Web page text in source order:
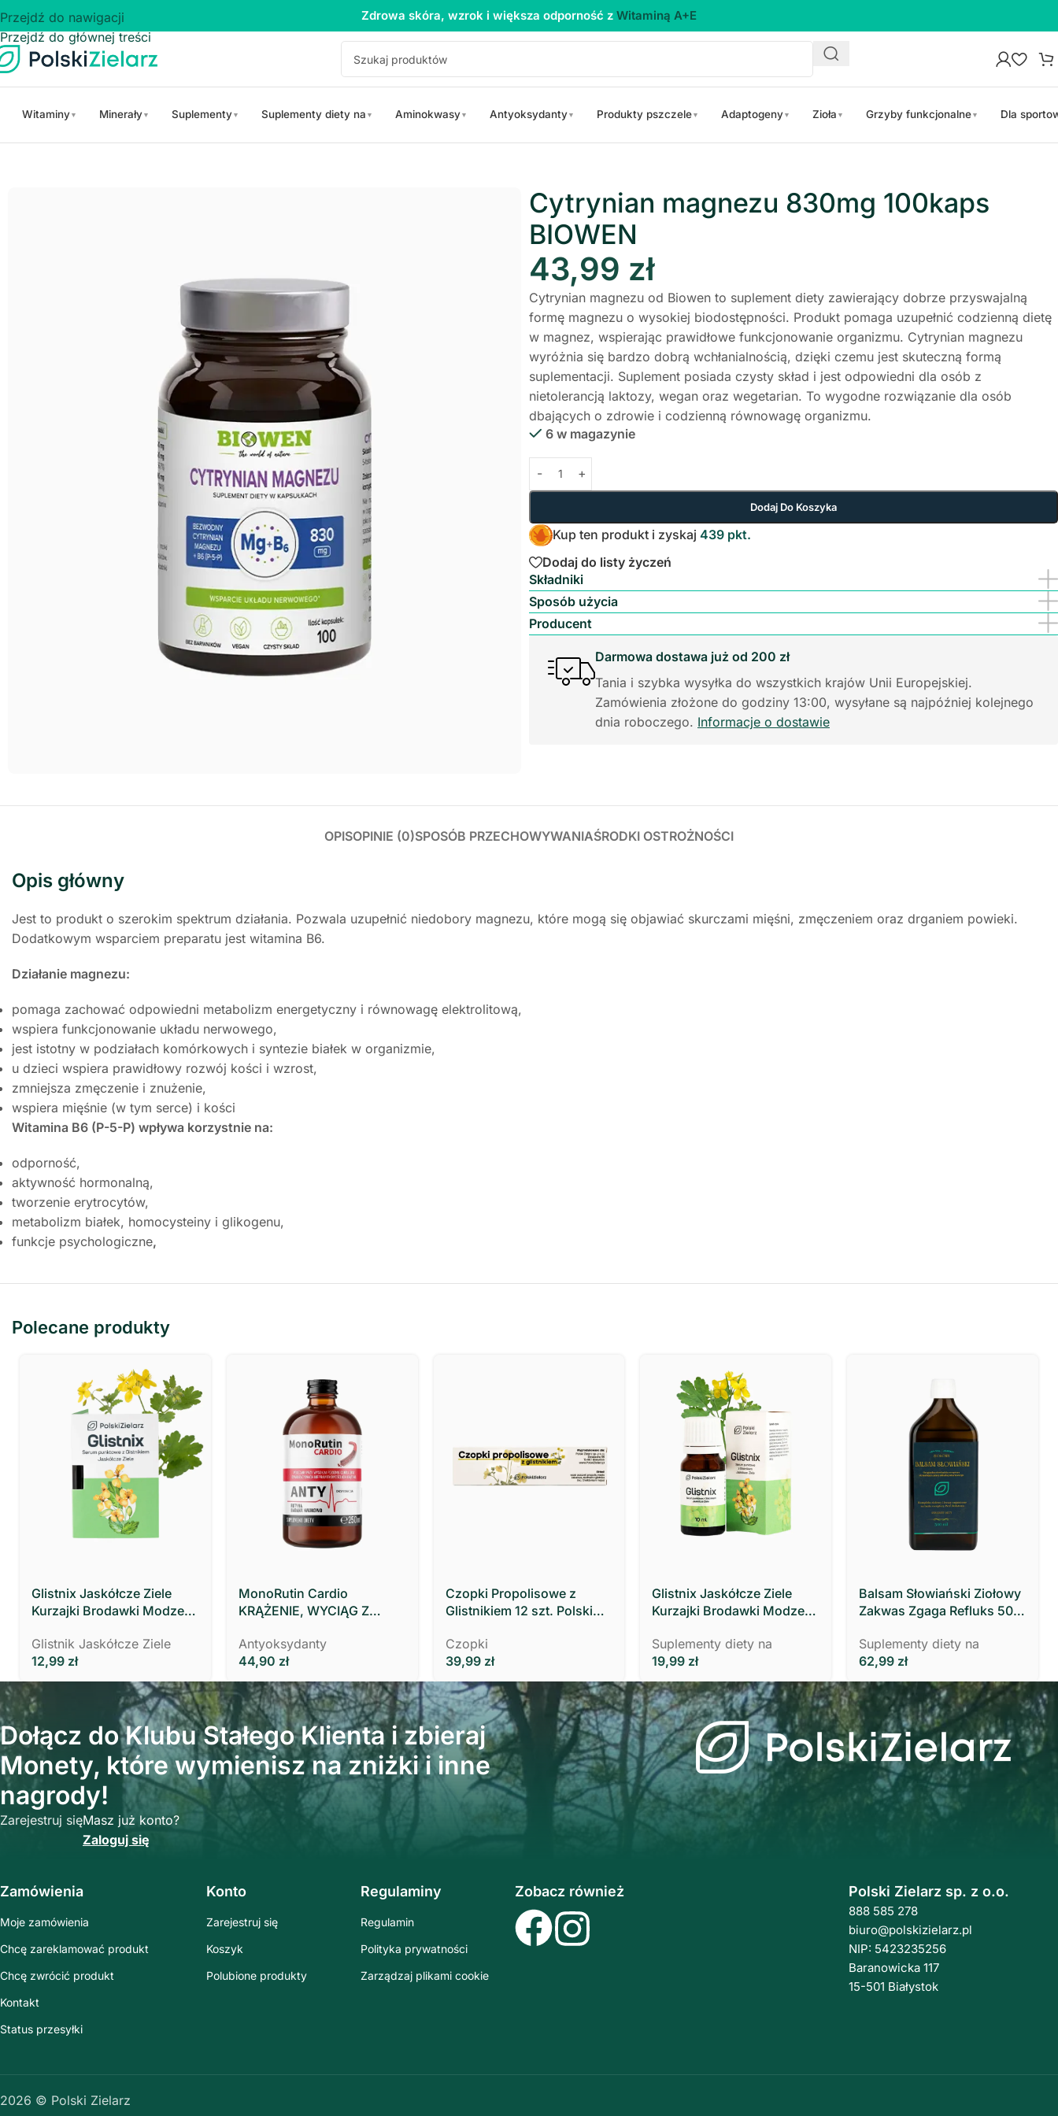
Przejdź do nawigacji
Przejdź do głównej treści
Zdrowa skóra, wzrok i większa odporność z Witaminą A+E
Witaminy▼ Minerały▼ Suplementy▼ Suplementy diety na ▼ Aminokwasy▼ Antyoksydanty▼ Produkty pszczele▼ Adaptogeny▼ Zioła ▼ Grzyby funkcjonalne▼ Dla
Cytrynian magnezu 830mg 100kaps
BIOWEN
43,99 zł
Cytrynian magnezu od Biowen to suplement diety zawierający dobrze przyswajalną
formę magnezu o wysokiej biodostępności. Produkt pomaga uzupełnić codzienną dietę
w magnez, wspierając prawidłowe funkcjonowanie organizmu. Cytrynian magnezu
wyróżnia się bardzo dobrą wchłanialnością, dzięki czemu jest skuteczną formą
suplementacji. Suplement posiada czysty skład i jest odpowiedni dla osób z
nietolerancją laktozy, wegan oraz wegetarian. To wygodne rozwiązanie dla osób
dbających o zdrowie i codzienną równowagę organizmu.
6 w magazynie
Dodaj Do Koszyka
Kup ten produkt i zyskaj 439 pkt.
Dodaj do listy życzeń
Składniki
Sposób użycia
Producent
Darmowa dostawa już od 200 zł
Tania i szybka wysyłka do wszystkich krajów Unii Europejskiej.
Zamówienia złożone do godziny 13:00, wysyłane są najpóźniej kolejnego
dnia roboczego. Informacje o dostawie
OPISOPINIE (0)SPOSÓB PRZECHOWYWANIAŚRODKI OSTROŻNOŚCI
Opis główny
Jest to produkt o szerokim spektrum działania. Pozwala uzupełnić niedobory magnezu, które mogą się objawiać skurczami mięśni, zmęczeniem oraz drganiem powieki.
Dodatkowym wsparciem preparatu jest witamina B6.
Działanie magnezu:
pomaga zachować odpowiedni metabolizm energetyczny i równowagę elektrolitową,
wspiera funkcjonowanie układu nerwowego,
jest istotny w podziałach komórkowych i syntezie białek w organizmie,
u dzieci wspiera prawidłowy rozwój kości i wzrost,
zmniejsza zmęczenie i znużenie,
wspiera mięśnie (w tym serce) i kości
Witamina B6 (P-5-P) wpływa korzystnie na:
odporność,
aktywność hormonalną,
tworzenie erytrocytów,
metabolizm białek, homocysteiny i glikogenu,
funkcje psychologiczne,
Polecane produkty
Glistnix Jaskółcze Ziele
Kurzajki Brodawki Modzele
Glistnik Jaskółcze Ziele
12,99 zł
MonoRutin Cardio
KRĄŻENIE, WYCIĄG Z
Antyoksydanty
44,90 zł
Czopki Propolisowe z
Glistnikiem 12 szt. Polski
Czopki
39,99 zł
Glistnix Jaskółcze Ziele
Kurzajki Brodawki Modzele
Suplementy diety na
19,99 zł
Balsam Słowiański Ziołowy
Zakwas Zgaga Refluks 500
Suplementy diety na
62,99 zł
Dołącz do Klubu Stałego Klienta i zbieraj
Monety, które wymienisz na zniżki i inne
nagrody!
Zarejestruj sięMasz już konto?
Zaloguj się
Zamówienia
Moje zamówienia
Chcę zareklamować produkt
Chcę zwrócić produkt
Kontakt
Status przesyłki
Konto
Zarejestruj się
Koszyk
Polubione produkty
Regulaminy
Regulamin
Polityka prywatności
Zarządzaj plikami cookie
Zobacz również Polski Zielarz sp. z o.o.
888 585 278
biuro@polskizielarz.pl
NIP: 5423235256
Baranowicka 117
15-501 Białystok
2026 © Polski Zielarz